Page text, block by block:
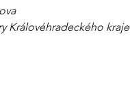
Královéhradeckého kraje